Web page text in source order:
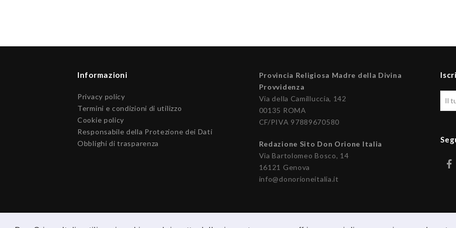
Informazioni
Privacy policy
Termini e condizioni di utilizzo
Cookie policy
Responsabile della Protezione dei Dati
Obblighi di trasparenza
Provincia Religiosa Madre della Divina
Provvidenza
Via della Camilluccia, 142
00135 ROMA
CF/PIVA 97889670580
Redazione Sito Don Orione Italia
Via Bartolomeo Bosco, 14
16121 Genova
info@donorioneitalia.it